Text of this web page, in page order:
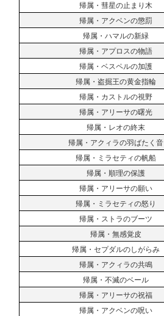
帰属・彗星の止まり木
帰属・アクベンの懲罰
帰属・ハマルの新緑
帰属・アプロスの物語
帰属・ベスペルの加護
帰属・盗掘王の黄金指輪
帰属・カストルの視野
帰属・アリーサの曙光
帰属・レオの終末
帰属・アクィラの羽ばたく音
帰属・ミラセティの帆船
帰属・順理の保護
帰属・アリーサの願い
帰属・ミラセティの怒り
帰属・ストラのブーツ
帰属・無感覚皮
帰属・セプダルのしがらみ
帰属・アクィラの共鳴
帰属・不滅のベール
帰属・アリーサの祝福
帰属・アクベンの呪い